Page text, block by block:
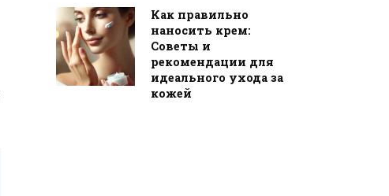
Как правильно
наносить крем:
Советы и
рекомендации для
идеального ухода за
кожей